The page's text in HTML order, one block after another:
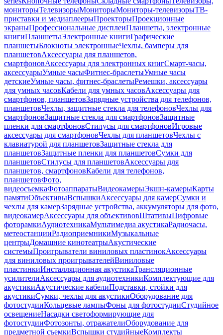
мониторыТелевизорыМониторыМониторы-телевизорыТВ-
приставки и медиаплеерыПроекторыПроекционные
экраныПрофессиональные дисплеиПланшеты, электронные
книгиПланшетыЭлектронные книгиГрафические
планшетыБлокноты электронныеЧехлы, бамперы для
планшетовАксессуары для планшетов,
смартфоновАксессуары для электронных книгСмарт-часы,
аксессуарыУмные часыФитнес-браслетыУмные часы
детскиеУмные часы, фитнес-браслетыРемешки, аксессуары
для умных часовКабели для умных часовАксессуары для
смартфонов, планшетовЗарядные устройства для телефонов,
планшетовЧехлы, защитные стекла для телефоновЧехлы для
смартфоновЗащитные стекла для смартфоновЗащитные
пленки для смартфоновСтилусы для смартфоновИгровые
аксессуары для смартфоновЧехлы для планшетовЧехлы с
клавиатурой для планшетовЗащитные стекла для
планшетовЗащитные пленки для планшетовСумки для
планшетовСтилусы для планшетовАксессуары для
планшетов, смартфоновКабели для телефонов,
планшетовФото,
видеосъемкаФотоаппаратыВидеокамерыЭкшн-камерыКарты
памятиОбъективыВспышкиАксессуары для камерСумки и
чехлы для камерЗарядные устройства, аккумуляторы для фото,
видеокамерАксессуары для объективовШтативыЦифровые
фоторамкиАудиотехникаМультимедиа акустикаРадиочасы,
метеостанцииРадиоприемникиМузыкальные
центрыДомашние кинотеатрыАкустические
системыПроигрыватели виниловых пластинокАксессуары
для виниловых проигрывателейВиниловые
пластинкиИнсталляционная акустикаТрансляционные
усилителиАксессуары для аудиотехникиКомплектующие для
акустикиАкустические кабелиПодставки, стойки для
акустикиСумки, чехлы для акустикиОборудование для
фотостудииКольцевые лампыФоны для фотостудииСтудийное
освещениеНасадки светоформирующие для
фотостудииФотозонты, отражателиОборудование для
предметной съемкиВспышки студийныеКомплекты